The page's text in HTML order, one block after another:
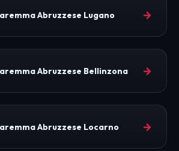
Abruzzese Lugano →
Abruzzese Bellinzona →
Abruzzese Locarno →